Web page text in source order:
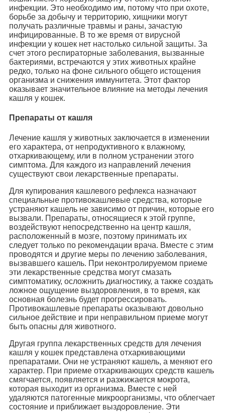
инфекции. Это необходимо им, потому что при охоте,
борьбе за добычу и территорию, хищники могут
получать различные травмы и раны, зачастую
инфицированные. В то же время от вирусной
инфекции у кошек нет настолько сильной защиты. За
счет этого респираторные заболевания, вызванные
бактериями, встречаются у этих животных крайне
редко, только на фоне сильного общего истощения
организма и снижения иммунитета. Этот фактор
оказывает значительное влияние на методы лечения
кашля у кошек.
Препараты от кашля
Лечение кашля у животных заключается в изменении
его характера, от непродуктивного к влажному,
отхаркивающему, или в полном устранении этого
симптома. Для каждого из направлений лечения
существуют свои лекарственные препараты.
Для купирования кашлевого рефлекса назначают
специальные противокашлевые средства, которые
устраняют кашель не зависимо от причин, которые его
вызвали. Препараты, относящиеся к этой группе,
воздействуют непосредственно на центр кашля,
расположенный в мозге, поэтому принимать их
следует только по рекомендации врача. Вместе с этим
проводятся и другие меры по лечению заболевания,
вызвавшего кашель. При неконтролируемом приеме
эти лекарственные средства могут смазать
симптоматику, осложнить диагностику, а также создать
ложное ощущение выздоровления, в то время, как
основная болезнь будет прогрессировать.
Противокашлевые препараты оказывают довольно
сильное действие и при неправильном приеме могут
быть опасны для животного.
Другая группа лекарственных средств для лечения
кашля у кошек представлена отхаркивающими
препаратами. Они не устраняют кашель, а меняют его
характер. При приеме отхаркивающих средств кашель
смягчается, появляется и разжижается мокрота,
которая выходит из организма. Вместе с ней
удаляются патогенные микроорганизмы, что облегчает
состояние и приближает выздоровление. Эти